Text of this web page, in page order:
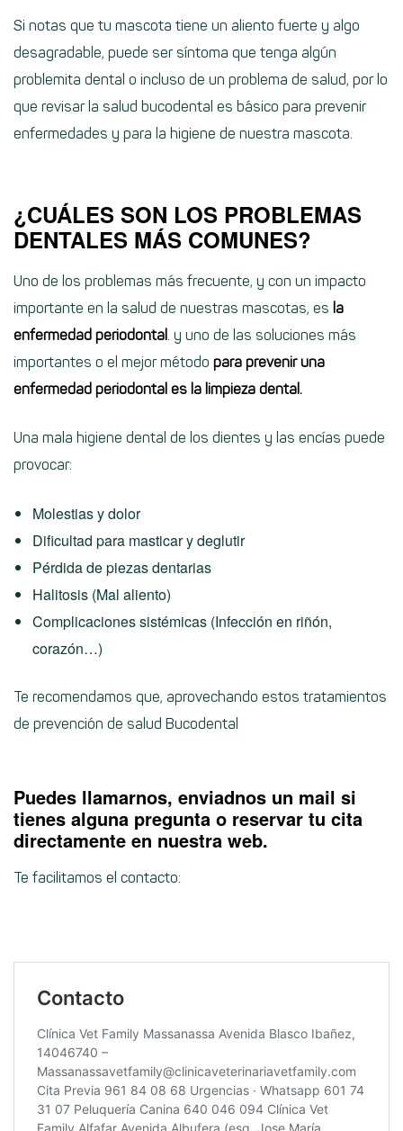
Si notas que tu mascota tiene un aliento fuerte y algo
desagradable, puede ser síntoma que tenga algún
problemita dental o incluso de un problema de salud, por lo
que revisar la salud bucodental es básico para prevenir
enfermedades y para la higiene de nuestra mascota.
¿CUÁLES SON LOS PROBLEMAS
DENTALES MÁS COMUNES?
Uno de los problemas más frecuente, y con un impacto
importante en la salud de nuestras mascotas, es la
enfermedad periodontal. y uno de las soluciones más
importantes o el mejor método para prevenir una
enfermedad periodontal es la limpieza dental.
Una mala higiene dental de los dientes y las encías puede
provocar:
Molestias y dolor
Dificultad para masticar y deglutir
Pérdida de piezas dentarias
Halitosis (Mal aliento)
Complicaciones sistémicas (Infección en riñón,
corazón…)
Te recomendamos que, aprovechando estos tratamientos
de prevención de salud Bucodental
Puedes llamarnos, enviadnos un mail si
tienes alguna pregunta o reservar tu cita
directamente en nuestra web.
Te facilitamos el contacto: